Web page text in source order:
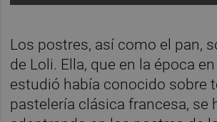
Los postres, así como el pan,
de Loli. Ella, que en la época
estudió había conocido sobre
pastelería clásica francesa, se